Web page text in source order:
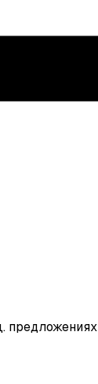
предложениях